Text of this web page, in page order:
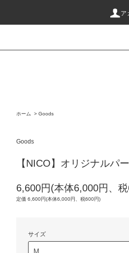
ア
ホーム > Goods
Goods
【NICO】オリジナルパ
6,600円(本体6,000円、
定価 6,600円(本体6,000円、税600円)
サイズ